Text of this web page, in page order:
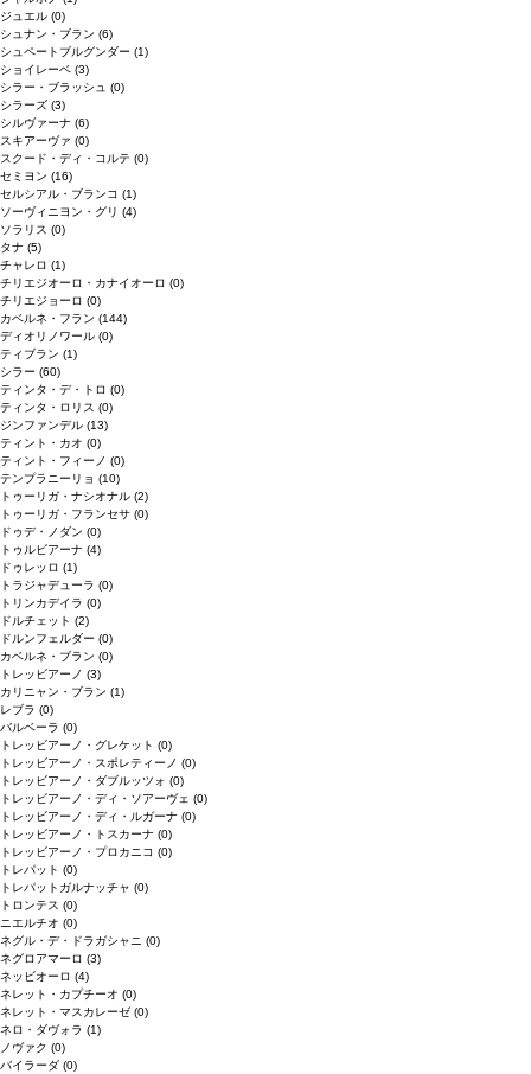
ジュエル (0)
シュナン・ブラン (6)
シュペートブルグンダー (1)
ショイレーベ (3)
シラー・ブラッシュ (0)
シラーズ (3)
シルヴァーナ (6)
スキアーヴァ (0)
スクード・ディ・コルテ (0)
セミヨン (16)
セルシアル・ブランコ (1)
ソーヴィニヨン・グリ (4)
ソラリス (0)
タナ (5)
チャレロ (1)
チリエジオーロ・カナイオーロ (0)
チリエジョーロ (0)
カベルネ・フラン (144)
ディオリノワール (0)
ティブラン (1)
シラー (60)
ティンタ・デ・トロ (0)
ティンタ・ロリス (0)
ジンファンデル (13)
ティント・カオ (0)
ティント・フィーノ (0)
テンプラニーリョ (10)
トゥーリガ・ナシオナル (2)
トゥーリガ・フランセサ (0)
ドゥデ・ノダン (0)
トゥルビアーナ (4)
ドゥレッロ (1)
トラジャデューラ (0)
トリンカデイラ (0)
ドルチェット (2)
ドルンフェルダー (0)
カベルネ・ブラン (0)
トレッビアーノ (3)
カリニャン・ブラン (1)
レブラ (0)
バルベーラ (0)
トレッビアーノ・グレケット (0)
トレッビアーノ・スポレティーノ (0)
トレッビアーノ・ダブルッツォ (0)
トレッビアーノ・ディ・ソアーヴェ (0)
トレッビアーノ・ディ・ルガーナ (0)
トレッビアーノ・トスカーナ (0)
トレッビアーノ・プロカニコ (0)
トレパット (0)
トレパットガルナッチャ (0)
トロンテス (0)
ニエルチオ (0)
ネグル・デ・ドラガシャニ (0)
ネグロアマーロ (3)
ネッビオーロ (4)
ネレット・カプチーオ (0)
ネレット・マスカレーゼ (0)
ネロ・ダヴォラ (1)
ノヴァク (0)
バイラーダ (0)